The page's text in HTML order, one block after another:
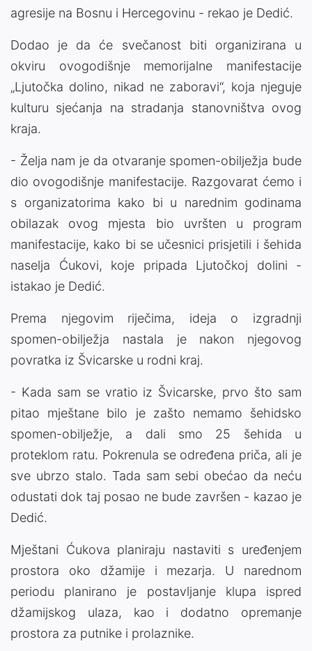
agresije na Bosnu i Hercegovinu - rekao je Dedić.
Dodao je da će svečanost biti organizirana u
okviru ovogodišnje memorijalne manifestacije
„Ljutočka dolino, nikad ne zaboravi“, koja njeguje
kulturu sjećanja na stradanja stanovništva ovog
kraja.
- Želja nam je da otvaranje spomen-obilježja bude
dio ovogodišnje manifestacije. Razgovarat ćemo i
s organizatorima kako bi u narednim godinama
obilazak ovog mjesta bio uvršten u program
manifestacije, kako bi se učesnici prisjetili i šehida
naselja Ćukovi, koje pripada Ljutočkoj dolini -
istakao je Dedić.
Prema njegovim riječima, ideja o izgradnji
spomen-obilježja nastala je nakon njegovog
povratka iz Švicarske u rodni kraj.
- Kada sam se vratio iz Švicarske, prvo što sam
pitao mještane bilo je zašto nemamo šehidsko
spomen-obilježje, a dali smo 25 šehida u
proteklom ratu. Pokrenula se određena priča, ali je
sve ubrzo stalo. Tada sam sebi obećao da neću
odustati dok taj posao ne bude završen - kazao je
Dedić.
Mještani Ćukova planiraju nastaviti s uređenjem
prostora oko džamije i mezarja. U narednom
periodu planirano je postavljanje klupa ispred
džamijskog ulaza, kao i dodatno opremanje
prostora za putnike i prolaznike.